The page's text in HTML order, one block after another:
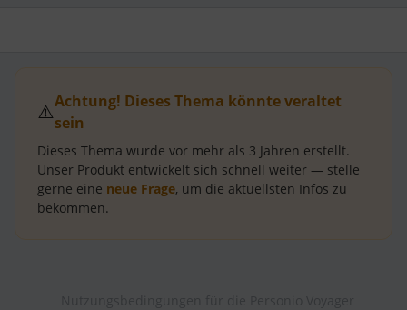
⚠️Achtung! Dieses Thema könnte veraltet
sein
Dieses Thema wurde vor mehr als 3 Jahren erstellt.
Unser Produkt entwickelt sich schnell weiter — stelle
gerne eine neue Frage, um die aktuellsten Infos zu
bekommen.